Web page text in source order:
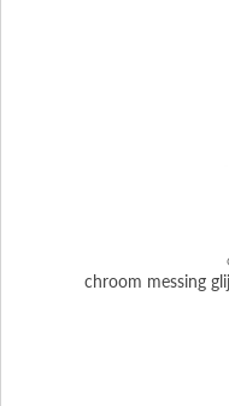
chroom messing